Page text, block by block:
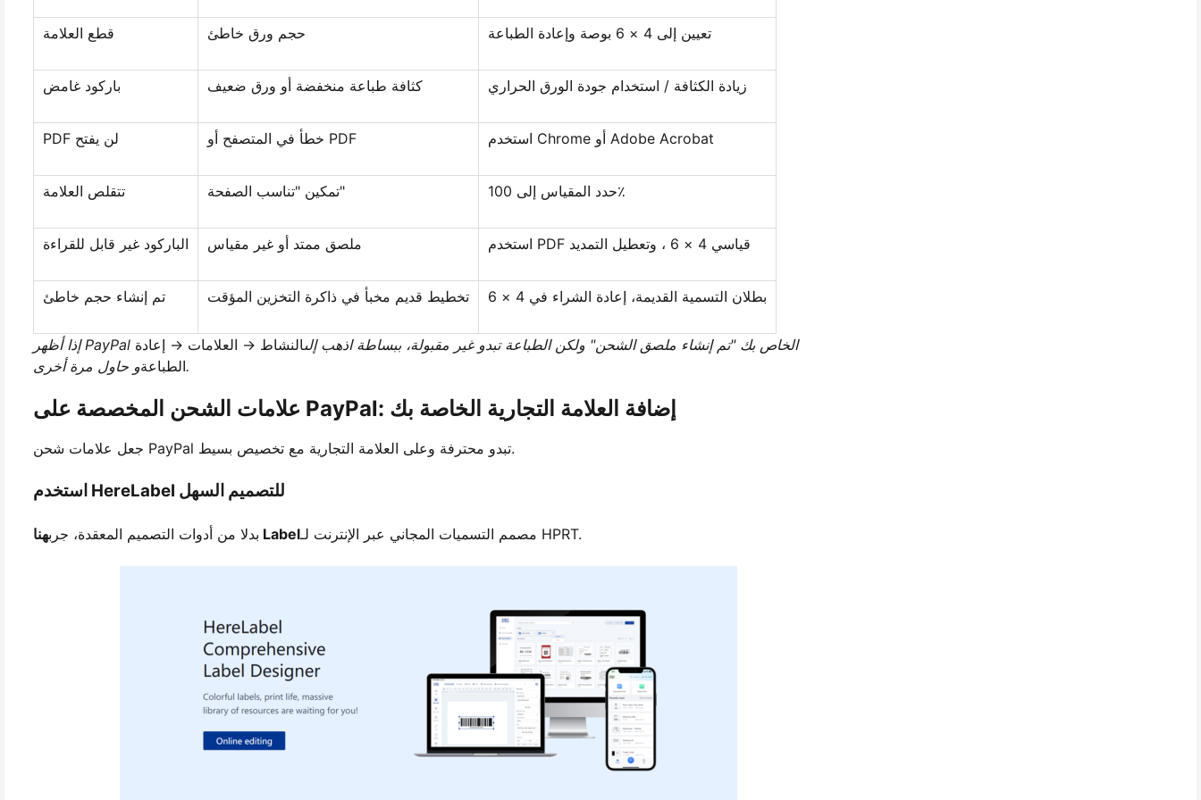
قطع العلامة حجم ورق خاطئ تعيين إلى 4 × 6 بوصة وإعادة الطباعة
باركود غامض كثافة طباعة منخفضة أو ورق ضعيف زيادة الكثافة / استخدام جودة الورق الحراري
PDF لن يفتح خطأ في المتصفح أو PDF استخدم Chrome أو Adobe Acrobat
تتقلص العلامة تمكين "تناسب الصفحة" حدد المقياس إلى 100٪
الباركود غير قابل للقراءة ملصق ممتد أو غير مقياس استخدم PDF قياسي 4 × 6 ، وتعطيل التمديد
تم إنشاء حجم خاطئ تخطيط قديم مخبأ في ذاكرة التخزين المؤقت بطلان التسمية القديمة، إعادة الشراء في 4 × 6
إذا أظهر PayPal الخاص بك "تم إنشاء ملصق الشحن" ولكن الطباعة تبدو غير مقبولة، ببساطة اذهب إلىالنشاط → العلامات → إعادة
الطباعةو حاول مرة أخرى.
علامات الشحن المخصصة على PayPal: إضافة العلامة التجارية الخاصة بك
جعل علامات شحن PayPal تبدو محترفة وعلى العلامة التجارية مع تخصيص بسيط.
استخدم HereLabel للتصميم السهل
بدلا من أدوات التصميم المعقدة، جرب هنا Label مصمم التسميات المجاني عبر الإنترنت لـ HPRT.